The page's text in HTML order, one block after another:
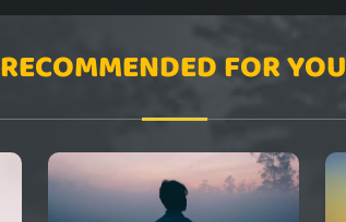
RECOMMENDED FOR YOU